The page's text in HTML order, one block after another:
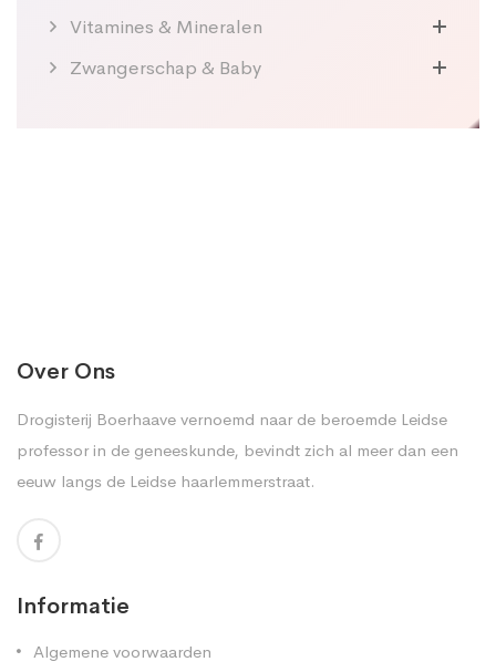
Vitamines & Mineralen
Zwangerschap & Baby
Over Ons
Drogisterij Boerhaave vernoemd naar de beroemde Leidse
professor in de geneeskunde, bevindt zich al meer dan een
eeuw langs de Leidse haarlemmerstraat.
Informatie
Algemene voorwaarden